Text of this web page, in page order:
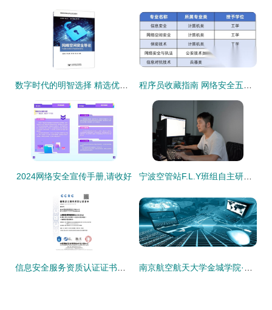
数字时代的明智选择 精选优质计算机会领域图书导览 程序员收藏指南 网络安全五大专业深度解析——黑客技术与高薪就业路径揭秘
2024网络安全宣传手册,请收好 宁波空管站F.L.Y班组自主研发密码管理软件正式投入运行，助力网络信息安全再升级
信息安全服务资质认证证书办理指南 网络与信息安全软件开发 南京航空航天大学金城学院·信息工程学院特色盘点 网络与信息安全软件开发方向解析